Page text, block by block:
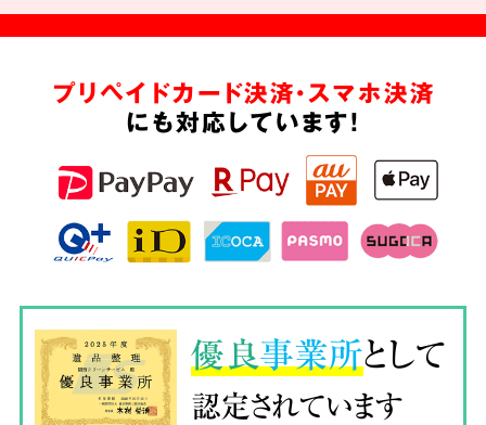
プリペイドカード決済・スマホ決済
にも対応しています!
優良事業所として
認定されています